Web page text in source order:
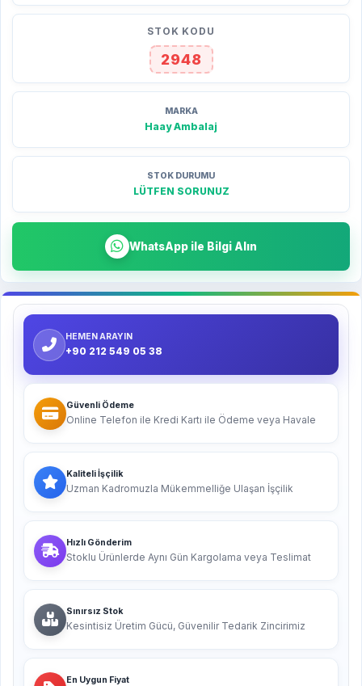
STOK KODU
2948
MARKA
Haay Ambalaj
STOK DURUMU
LÜTFEN SORUNUZ
WhatsApp ile Bilgi Alın
HEMEN ARAYIN
+90 212 549 05 38
Güvenli Ödeme
Online Telefon ile Kredi Kartı ile Ödeme veya Havale
Kaliteli İşçilik
Uzman Kadromuzla Mükemmelliğe Ulaşan İşçilik
Hızlı Gönderim
Stoklu Ürünlerde Aynı Gün Kargolama veya Teslimat
Sınırsız Stok
Kesintisiz Üretim Gücü, Güvenilir Tedarik Zincirimiz
En Uygun Fiyat